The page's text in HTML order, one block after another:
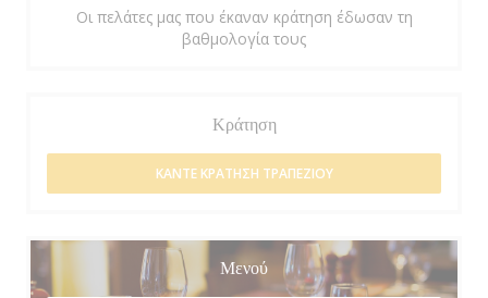
Οι πελάτες μας που έκαναν κράτηση έδωσαν τη
βαθμολογία τους
Κράτηση
ΚΆΝΤΕ ΚΡΆΤΗΣΗ ΤΡΑΠΕΖΙΟΎ
Μενού